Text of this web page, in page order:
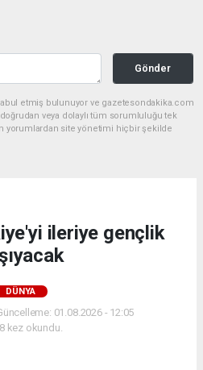
Gönder
etmiş bulunuyor ve gazetesondakika.com
veya dolaylı tüm sorumluluğu tek
yorumlardan site yönetimi hiçbir şekilde
ileriye gençlik
DÜNYA
01.08.2026 - 12:05
kez okundu.